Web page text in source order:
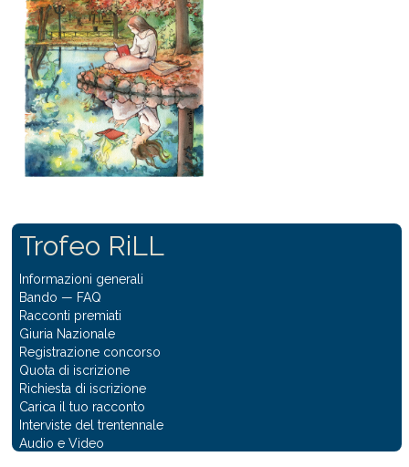
Trofeo RiLL
Informazioni generali
Bando — FAQ
Racconti premiati
Giuria Nazionale
Registrazione concorso
Quota di iscrizione
Richiesta di iscrizione
Carica il tuo racconto
Interviste del trentennale
Audio e Video